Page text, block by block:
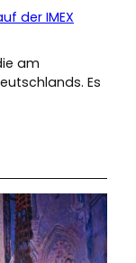
der IMEX
am
Es